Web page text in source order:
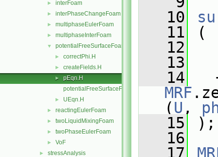
► interFoam
► interPhaseChangeFoam
► multiphaseEulerFoam
► multiphaseInterFoam
▼ potentialFreeSurfaceFoam
► correctPhi.H
► createFields.H
►
pEqn.H
potentialFreeSurfaceFoam.C
► UEqn.H
► reactingEulerFoam
► twoLiquidMixingFoam
► twoPhaseEulerFoam
► VoF
► stressAnalysis
   10
   11
(
   12
   13
   14
MRF
(U ,
   15
);
   16
   17